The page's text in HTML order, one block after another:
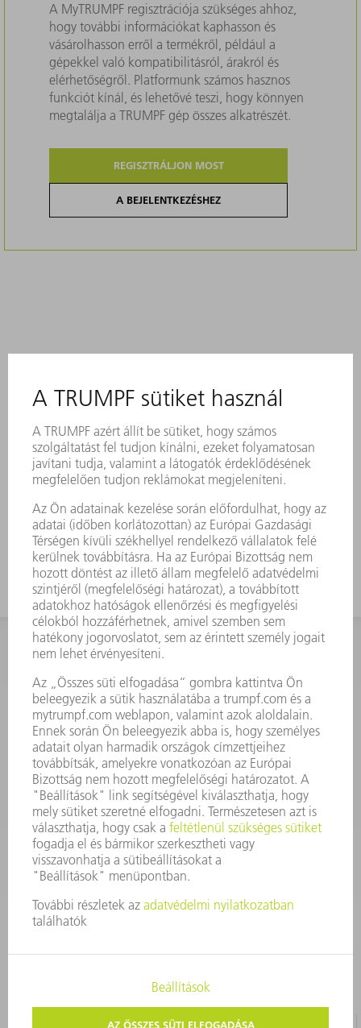
A MyTRUMPF regisztrációja szükséges ahhoz,
hogy további információkat kaphasson és
vásárolhasson erről a termékről, például a
gépekkel való kompatibilitásról, árakról és
elérhetőségről. Platformunk számos hasznos
funkciót kínál, és lehetővé teszi, hogy könnyen
megtalálja a TRUMPF gép összes alkatrészét.
REGISZTRÁLJON MOST
A BEJELENTKEZÉSHEZ
KAPCSOLAT
Szerszám
3628576045
08.00 - 16.30
szerszam@hu.trumpf.com
KAPCSOLAT
Alkatrész
3628576035
08.00 - 16.30
alkatresz@hu.trumpf.com
ADATVÉDELEM SZERZŐI JOG ÉS MÁRKAJELZÉS